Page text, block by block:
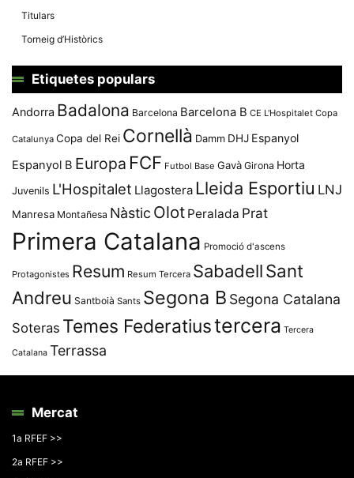
Titulars
Torneig d’Històrics
Etiquetes populars
Andorra Badalona Barcelona Barcelona B CE L'Hospitalet Copa
Catalunya Copa del Rei Cornellà Damm DHJ Espanyol
Espanyol B Europa FCF Futbol Base Gavà Girona Horta
Juvenils L'Hospitalet Llagostera Lleida Esportiu LNJ
Manresa Montañesa Nàstic Olot Peralada Prat
Primera Catalana Promoció d'ascens
Protagonistes Resum Resum Tercera SabadellSant
Andreu Santboià Sants Segona B Segona Catalana
Soteras Temes Federatiustercera Tercera
Catalana Terrassa
Mercat
1a RFEF >>
2a RFEF >>